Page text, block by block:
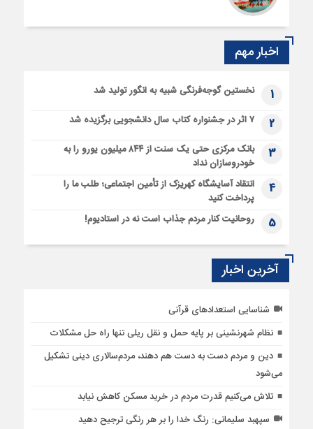
اخبار مهم
1 نخستین گوجه‌فرنگی شبیه به انگور تولید شد
2 ۷ اثر در جشنواره کتاب سال دانشجویی برگزیده شد
3
بانک مرکزی حتی یک سنت از ۸۴۴ میلیون یورو را به
خودروسازان نداد
4
انتقاد آسایشگاه کهریزک از تأمین اجتماعی؛ طلب ما را
پرداخت کنید
5 روحانیت کنار مردم جذاب است نه در استادیوم!
آخرین اخبار
شناسایی استعدادهای قرآنی
نظام شهرنشینی بر پایه حمل و نقل ریلی تنها راه‌ حل مشکلات
دین و مردم دست به‌ دست هم دهند، مردم‌سالاری دینی تشکیل
می‌شود
تلاش می‌کنیم قدرت مردم در خرید مسکن کاهش نیابد
سپهبد سلیمانی: رنگ خدا را بر هر رنگی ترجیح دهید